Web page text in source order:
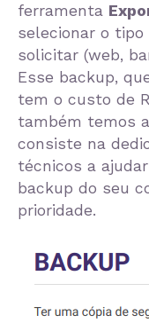
ferramenta
selecionar o tipo
solicitar (web,
Esse backup,
tem o custo de
também temos
consiste na
técnicos a
backup do seu
prioridade.